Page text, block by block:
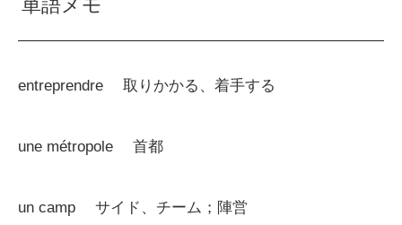
単語メモ
entreprendre 取りかかる、着手する
une métropole 首都
un camp サイド、チーム；陣営